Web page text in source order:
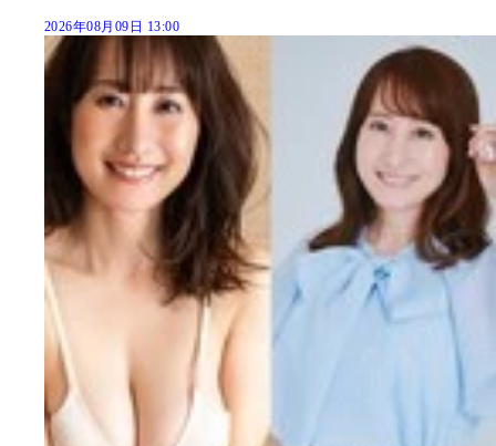
2026年08月09日 13:00